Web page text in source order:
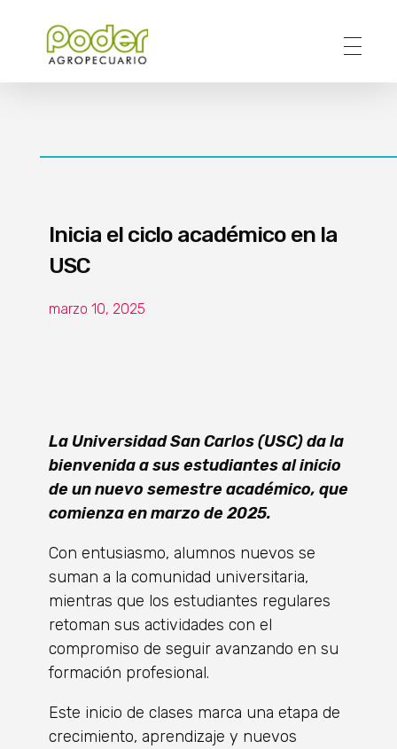
Inicia el ciclo académico en la
USC
marzo 10, 2025
La Universidad San Carlos (USC)da la
bienvenida a sus estudiantes al inicio
de unnuevo semestre académico, que
comienza en marzo de 2025.
Con entusiasmo, alumnos nuevos se
suman a la comunidad universitaria,
mientras que los estudiantes regulares
retoman sus actividades con el
compromiso de seguir avanzando en su
formación profesional.
Este inicio de clases marca una etapa de
crecimiento, aprendizaje y nuevos